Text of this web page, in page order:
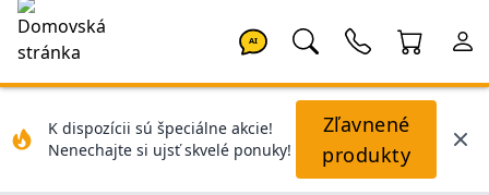
AI
K dispozícii sú špeciálne akcie!
Nenechajte si ujsť skvelé ponuky!
Zľavnené
produkty